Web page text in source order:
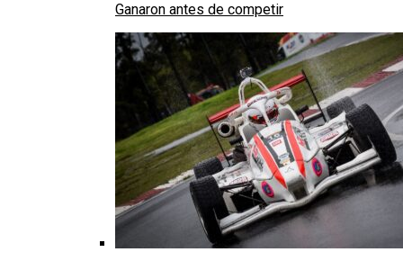
Ganaron antes de competir